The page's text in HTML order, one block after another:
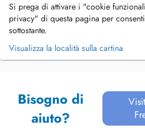
Si prega di attivare i "cookie
privacy" di questa pagina per
sottostante.
Visualizza la località sulla cartina
Bisogno di
aiuto?